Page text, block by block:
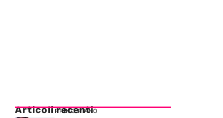
Articoli recenti
PRIMO PIANO